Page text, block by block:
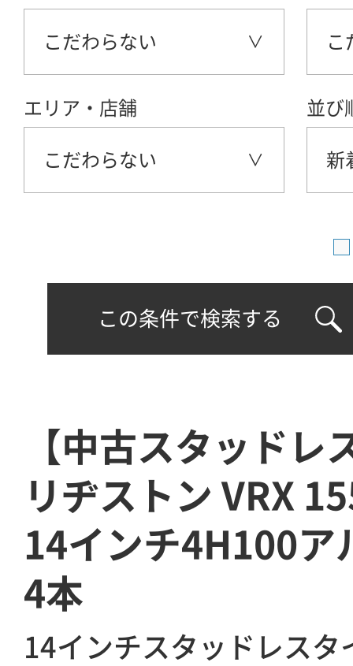
こだわらない こ
エリア・店舗
こだわらない
並び
新
この条件で検索する
【中古スタッドレ
リヂストン VRX
14インチ4H100
4本
14インチスタッドレスタ